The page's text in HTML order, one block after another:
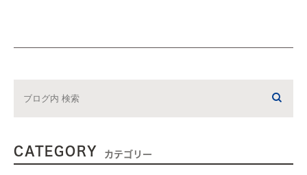
CATEGORY カテゴリー